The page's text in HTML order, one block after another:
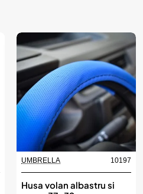
UMBRELLA 10197
Husa volan albastru si